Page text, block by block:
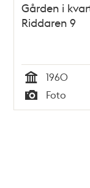
Gården i
Riddaren 9
Tid
1960
Typ
Foto